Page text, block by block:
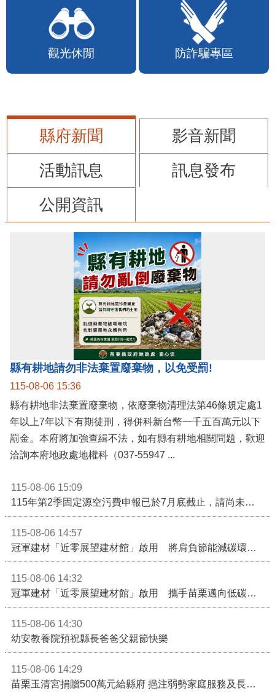
觀光休閒 防詐騙專區
縣府新聞
影音新聞
活動訊息
訊息發布
公開資訊
縣有耕地請勿非法棄置廢棄物，以免受罰!
115-08-06 15:36
縣有耕地非法棄置廢棄物，依廢棄物清理法第46條規定處1
年以上7年以下有期徒刑，得併科新台幣一千五百萬元以下
罰金。本府將加強查緝不法，如有縣有耕地相關問題，歡迎
洽詢本府地政處地權科（037-55947 ...
115-08-06 15:09
115年第2季固定源空污費申報已於7月底截止，請尚未申報公私場所儘速完成申繳，以免面臨滯納金及罰鍰!
115-08-06 14:57
冠軍建材「近零展望建材館」啟用 將肩負節能減碳環境教育重任
115-08-06 14:32
冠軍建材「近零展望建材館」啟用 攜手苗栗邁向低碳建築新未來
115-08-06 14:30
幼安教養院預祝縣長爸爸父親節快樂
115-08-06 14:29
苗栗玉清宮捐贈500萬元給縣府 挹注弱勢家庭服務及長照醫療資源